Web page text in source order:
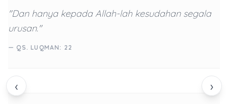
‹ ›
"Dan hanya kepada Allah-lah kesudahan segala
urusan."
— QS. LUQMAN: 22